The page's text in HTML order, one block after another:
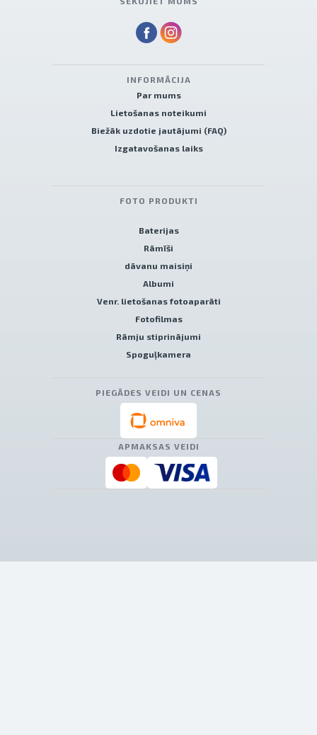
INFORMĀCIJA
Par mums
Lietošanas noteikumi
Biežāk uzdotie jautājumi (FAQ)
Izgatavošanas laiks
FOTO PRODUKTI
Baterijas
Rāmīši
dāvanu maisiņi
Albumi
Venr. lietošanas fotoaparāti
Fotofilmas
Rāmju stiprinājumi
Spoguļkamera
PIEGĀDES VEIDI UN CENAS
APMAKSAS VEIDI